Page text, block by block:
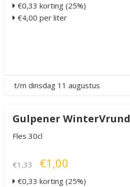
€0,33 korting (25%)
€4,00 per liter
t/m dinsdag 11 augustus
Gulpener WinterVrund
Fles 30cl
€1,33 €1,00
€0,33 korting (25%)